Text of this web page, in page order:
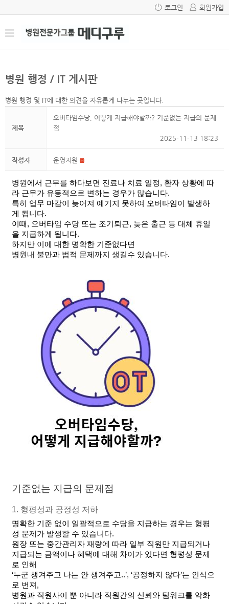
로그인 회원가입
병원 행정 / IT 게시판
병원 행정 및 IT에 대한 의견을 자유롭게 나누는 곳입니다.
제목
오버타임수당, 어떻게 지급해야할까? 기준없는 지급의 문제
점
2025-11-13 18:23
작성자 운영지원
병원에서 근무를 하다보면 진료나 치료 일정, 환자 상황에 따
라 근무가 유동적으로 변하는 경우가 많습니다.
특히 업무 마감이 늦어져 예기지 못하여 오버타임이 발생하
게 됩니다.
이때, 오버타임 수당 또는 조기퇴근, 늦은 출근 등 대체 휴일
을 지급하게 됩니다.
하지만 이에 대한 명확한 기준없다면
병원내 불만과 법적 문제까지 생길수 있습니다.
기준없는 지급의 문제점
1. 형평성과 공정성 저하
명확한 기준 없이 일괄적으로 수당을 지급하는 경우는 형평
성 문제가 발생할 수 있습니다.
원장 또는 중간관리자 재량에 따라 일부 직원만 지급되거나
지급되는 금액이나 혜택에 대해 차이가 있다면 형평성 문제
로 인해
‘누군 챙겨주고 나는 안 챙겨주고..’, ‘공정하지 않다’는 인식으
로 번져,
병원과 직원사이 뿐 아니라 직원간의 신뢰와 팀워크를 악화